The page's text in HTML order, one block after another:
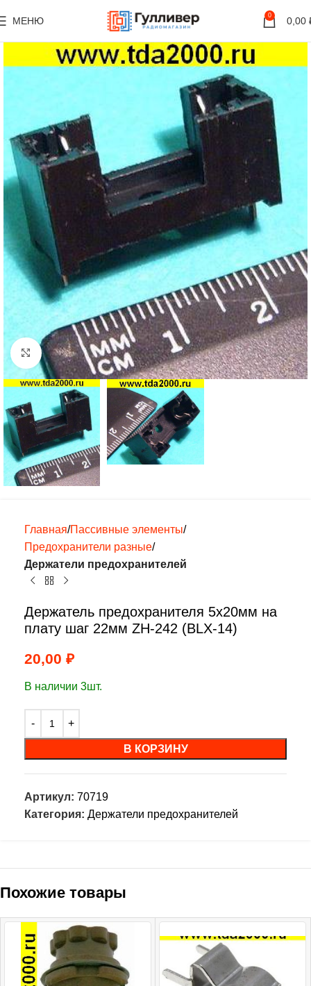
МЕНЮ 0 0,00
Нажмите, чтобы увеличить
Главная Пассивные элементы
Предохранители разные
Держатели предохранителей
Держатель предохранителя 5х20мм на
плату шаг 22мм ZH-242 (BLX-14)
20,00 ₽
В наличии 3шт.
В КОРЗИНУ
Артикул: 70719
Категория: Держатели предохранителей
Похожие товары